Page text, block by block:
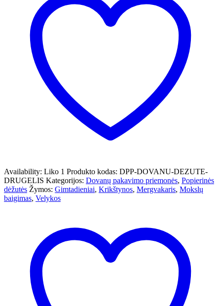
Availability: Liko 1 Produkto kodas: DPP-DOVANU-DEZUTE-
DRUGELIS Kategorijos: Dovanų pakavimo priemonės, Popierinės
dėžutės Žymos: Gimtadieniai, Krikštynos, Mergvakaris, Mokslų
baigimas, Velykos